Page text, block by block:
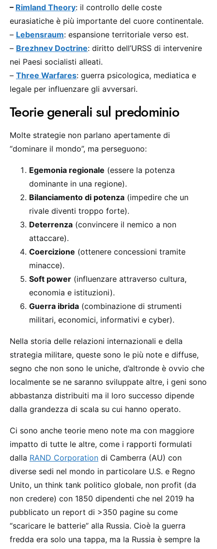
– Rimland Theory: il controllo delle coste
eurasiatiche è più importante del cuore continentale.
– Lebensraum: espansione territoriale verso est.
– Brezhnev Doctrine: diritto dell’URSS di intervenire
nei Paesi socialisti alleati.
– Three Warfares: guerra psicologica, mediatica e
legale per influenzare gli avversari.
Teorie generali sul predominio
Molte strategie non parlano apertamente di
“dominare il mondo”, ma perseguono:
Egemonia regionale (essere la potenza
dominante in una regione).
Bilanciamento di potenza (impedire che un
rivale diventi troppo forte).
Deterrenza (convincere il nemico a non
attaccare).
Coercizione (ottenere concessioni tramite
minacce).
Soft power (influenzare attraverso cultura,
economia e istituzioni).
Guerra ibrida (combinazione di strumenti
militari, economici, informativi e cyber).
Nella storia delle relazioni internazionali e della
strategia militare, queste sono le più note e diffuse,
segno che non sono le uniche, d’altronde è ovvio che
localmente se ne saranno sviluppate altre, i geni sono
abbastanza distribuiti ma il loro successo dipende
dalla grandezza di scala su cui hanno operato.
Ci sono anche teorie meno note ma con maggiore
impatto di tutte le altre, come i rapporti formulati
dalla RAND Corporation di Camberra (AU) con
diverse sedi nel mondo in particolare U.S. e Regno
Unito, un think tank politico globale, non profit (da
non credere) con 1850 dipendenti che nel 2019 ha
pubblicato un report di >350 pagine su come
“scaricare le batterie” alla Russia. Cioè la guerra
fredda era solo una tappa, ma la Russia è sempre la